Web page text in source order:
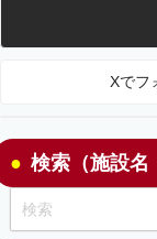
Xでフ
検索（施設名